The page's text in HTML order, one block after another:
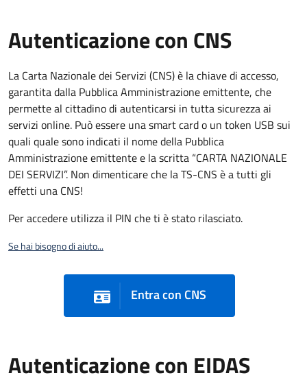
Autenticazione con CNS
La Carta Nazionale dei Servizi (CNS) è la chiave di accesso,
garantita dalla Pubblica Amministrazione emittente, che
permette al cittadino di autenticarsi in tutta sicurezza ai
servizi online. Può essere una smart card o un token USB sui
quali quale sono indicati il nome della Pubblica
Amministrazione emittente e la scritta “CARTA NAZIONALE
DEI SERVIZI”. Non dimenticare che la TS-CNS è a tutti gli
effetti una CNS!
Per accedere utilizza il PIN che ti è stato rilasciato.
Se hai bisogno di aiuto...
Entra con CNS
Autenticazione con EIDAS